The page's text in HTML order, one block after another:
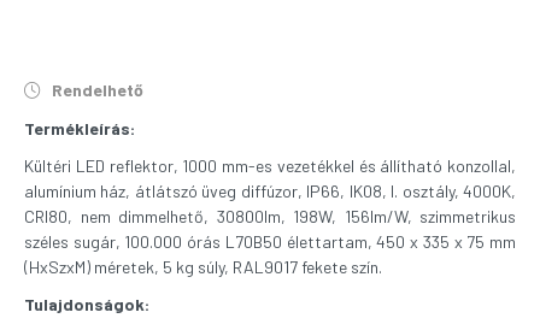
Rendelhető
Termékleírás:
Kültéri LED reflektor, 1000 mm-es vezetékkel és állítható konzollal,
alumínium ház, átlátszó üveg diffúzor, IP66, IK08, I. osztály, 4000K,
CRI80, nem dimmelhető, 30800lm, 198W, 156lm/W, szimmetrikus
széles sugár, 100.000 órás L70B50 élettartam, 450 x 335 x 75 mm
(HxSzxM) méretek, 5 kg súly, RAL9017 fekete szín.
Tulajdonságok: